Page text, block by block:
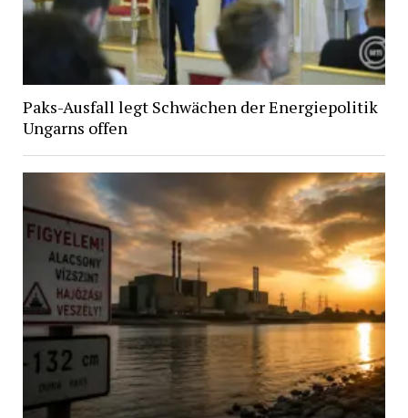
Paks-Ausfall legt Schwächen der Energiepolitik
Ungarns offen